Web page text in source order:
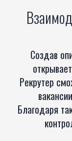
Создав
Рекрутер
Благодаря